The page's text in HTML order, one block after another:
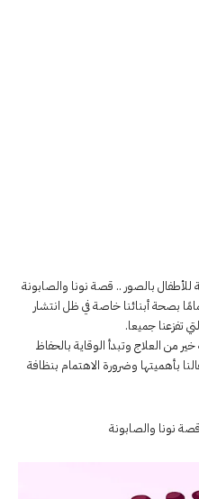
بالصور .. قصة نونا والصابونة
بصحة أبنائنا خاصة في ظل انتشار
تفزعنا جميعا.
من العلاج وتبدأ الوقاية بالحفاظ
بأهميتها وضرورة الاهتمام بنظافة
نونا والصابونة